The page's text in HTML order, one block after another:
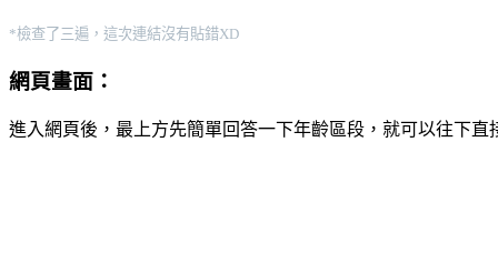
*檢查了三遍，這次連結沒有貼錯XD
網頁畫面：
進入網頁後，最上方先簡單回答一下年齡區段，就可以往下直